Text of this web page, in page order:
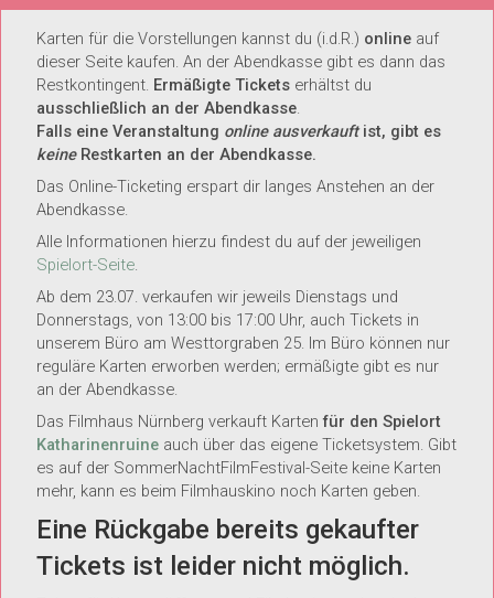
Karten für die Vorstellungen kannst du (i.d.R.) online auf
dieser Seite kaufen. An der Abendkasse gibt es dann das
Restkontingent. Ermäßigte Tickets erhältst du
ausschließlich an der Abendkasse.
Falls eine Veranstaltung online ausverkauftist, gibt es
keineRestkarten an der Abendkasse.
Das Online-Ticketing erspart dir langes Anstehen an der
Abendkasse.
Alle Informationen hierzu findest du auf der jeweiligen
Spielort-Seite.
Ab dem 23.07. verkaufen wir jeweils Dienstags und
Donnerstags, von 13:00 bis 17:00 Uhr, auch Tickets in
unserem Büro am Westtorgraben 25. Im Büro können nur
reguläre Karten erworben werden; ermäßigte gibt es nur
an der Abendkasse.
Das Filmhaus Nürnberg verkauft Kartenfür den Spielort
Katharinenruine auch über das eigene Ticketsystem. Gibt
es auf der SommerNachtFilmFestival-Seite keine Karten
mehr, kann es beim Filmhauskino noch Karten geben.
Eine Rückgabe bereits gekaufter
Tickets ist leider nicht möglich.